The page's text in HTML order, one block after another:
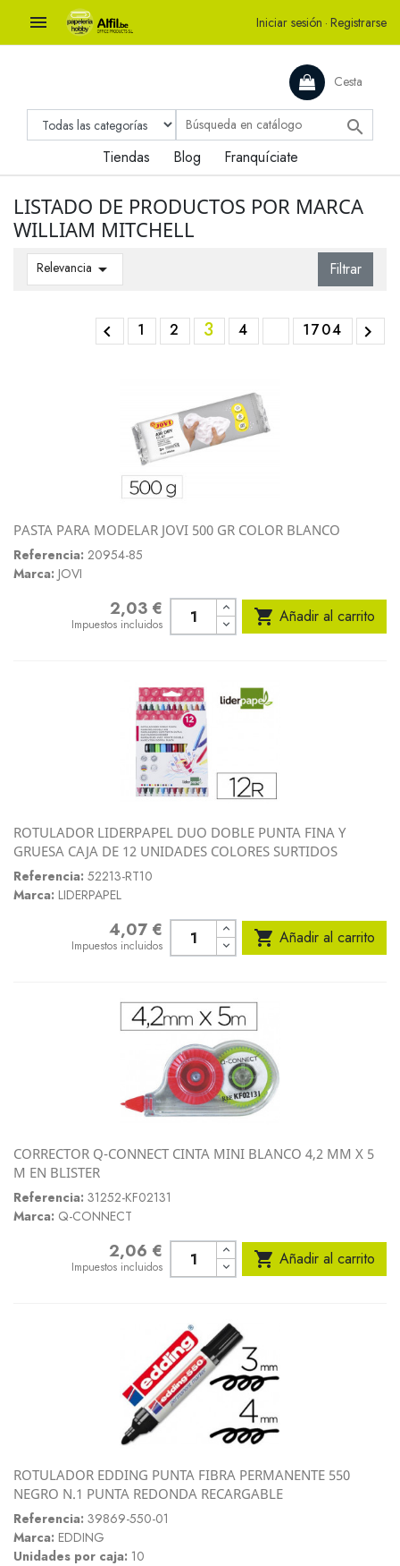
 Iniciar sesión · Registrarse
Cesta

Tiendas Blog Franquíciate
LISTADO DE PRODUCTOS POR MARCA
WILLIAM MITCHELL
Relevancia  Filtrar
 1 2 3 4 1704 
PASTA PARA MODELAR JOVI 500 GR COLOR BLANCO
Referencia: 20954-85
Marca: JOVI
2,03 €
Impuestos incluidos  Añadir al carrito
ROTULADOR LIDERPAPEL DUO DOBLE PUNTA FINA Y
GRUESA CAJA DE 12 UNIDADES COLORES SURTIDOS
Referencia: 52213-RT10
Marca: LIDERPAPEL
4,07 €
Impuestos incluidos  Añadir al carrito
CORRECTOR Q-CONNECT CINTA MINI BLANCO 4,2 MM X 5
M EN BLISTER
Referencia: 31252-KF02131
Marca: Q-CONNECT
2,06 €
Impuestos incluidos  Añadir al carrito
ROTULADOR EDDING PUNTA FIBRA PERMANENTE 550
NEGRO N.1 PUNTA REDONDA RECARGABLE
Referencia: 39869-550-01
Marca: EDDING
Unidades por caja: 10